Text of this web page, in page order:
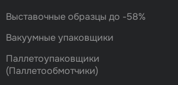
Выставочные образцы до -58%
Вакуумные упаковщики
Паллетоупаковщики
(Паллетообмотчики)